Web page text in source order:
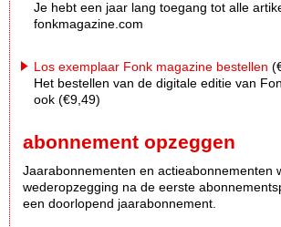
Je hebt een jaar lang toegang tot alle
fonkmagazine.com
Los exemplaar Fonk magazine bestellen
Het bestellen van de digitale editie van
ook (€9,49)
abonnement opzeggen
Jaarabonnementen en actieabonnementen
wederopzegging na de eerste
een doorlopend jaarabonnement.